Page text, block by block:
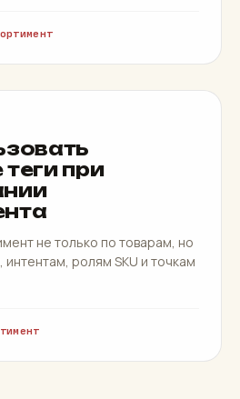
при
не только по товарам, но
интентам, ролям SKU и точкам